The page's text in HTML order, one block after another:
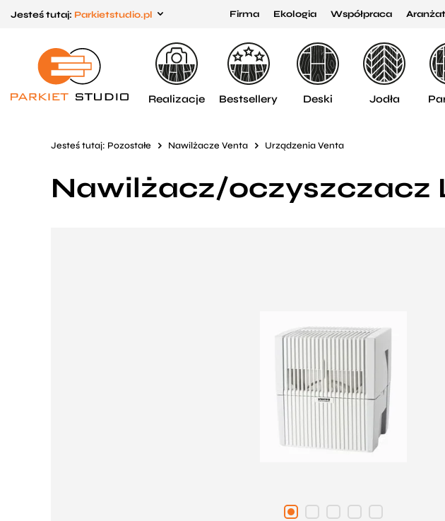
do menu
głównego
do
menu
w
Jesteś tutaj: Parkietstudio.pl Firma Ekologia Współpraca
Realizacje Bestsellery Deski Jodła
Jesteś tutaj: Pozostałe Nawilżacze Venta Urządzenia Venta
Nawilżacz/oczyszczacz